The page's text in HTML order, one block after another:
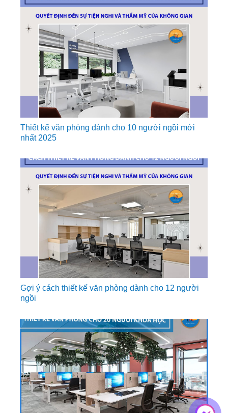
Thiết kế văn phòng dành cho 10 người ngồi mới
nhất 2025
Gợi ý cách thiết kế văn phòng dành cho 12 người
ngồi